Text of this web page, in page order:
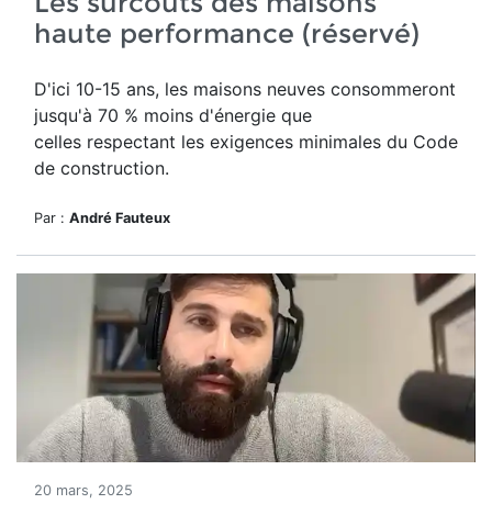
haute performance (réservé)
D'ici 10-15 ans, les maisons neuves consommeront
jusqu'à 70 % moins d'énergie que
celles respectant les exigences minimales du Code
de construction.
Par : André Fauteux
20 mars, 2025